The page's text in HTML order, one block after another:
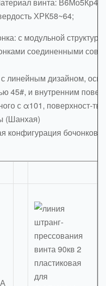
ХРК58~64;
с модульной
соединенными
линейным дизайном,
45#, и внутренним
с α101, поверхност-
(Шанхая)
конфигурация бочонков: